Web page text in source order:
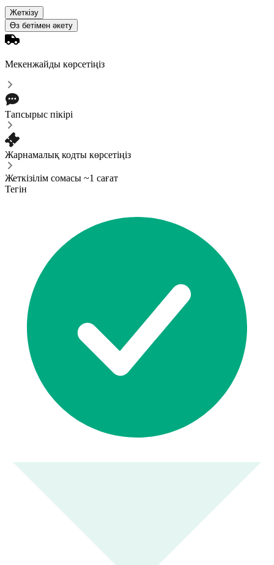
Жеткізу
Өз бетімен әкету
Мекенжайды көрсетіңіз
Тапсырыс пікірі
Жарнамалық кодты көрсетіңіз
Жеткізілім сомасы ~1 сағат
Тегін